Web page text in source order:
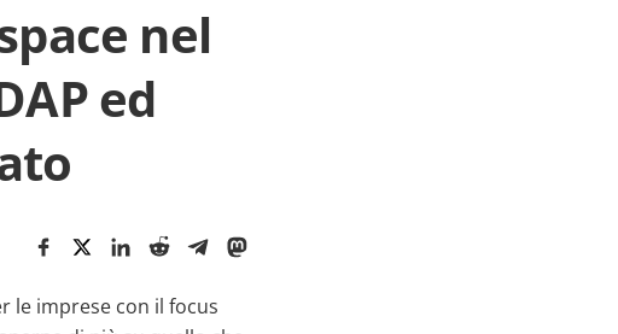
nel
ed
le imprese con il focus